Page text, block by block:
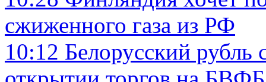
сжиженного газа из РФ
10:12 Белорусский рубль